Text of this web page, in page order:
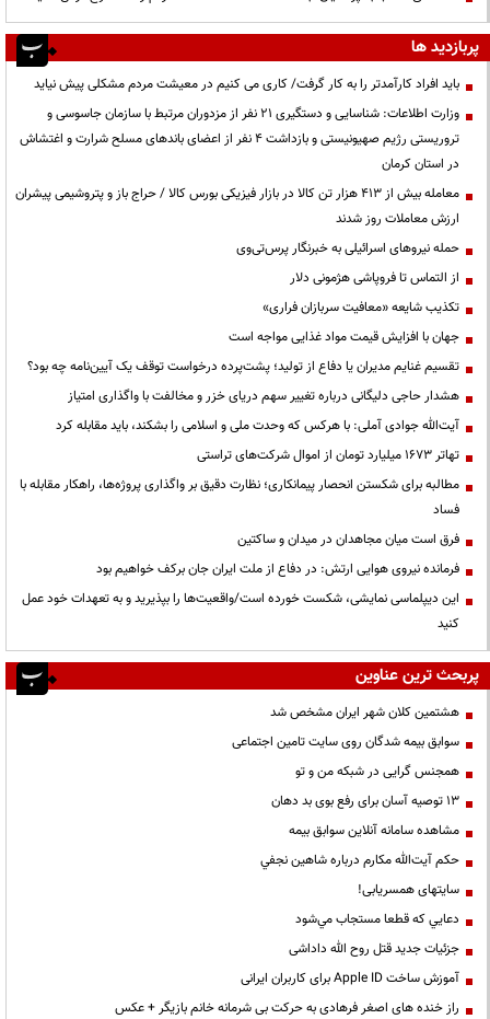
پربازدید ها
باید افراد کارآمدتر را به کار گرفت/ کاری می کنیم در معیشت مردم مشکلی پیش نیاید
وزارت اطلاعات: شناسایی و دستگیری ۲۱ نفر از مزدوران مرتبط با سازمان جاسوسی و
تروریستی رژیم صهیونیستی و بازداشت ۴ نفر از اعضای باندهای مسلح شرارت و اغتشاش
در استان کرمان
معامله بیش از ۴۱۳ هزار تن کالا در بازار فیزیکی بورس کالا / حراج باز و پتروشیمی پیشران
ارزش معاملات روز شدند
حمله نیروهای اسرائیلی به خبرنگار پرس‌تی‌وی
از التماس تا فروپاشی هژمونی دلار
تکذیب شایعه «معافیت سربازان فراری»
جهان با افزایش قیمت مواد غذایی مواجه است
تقسیم غنایم مدیران یا دفاع از تولید؛ پشت‌پرده درخواست توقف یک آیین‌نامه چه بود؟
هشدار حاجی دلیگانی درباره تغییر سهم دریای خزر و مخالفت با واگذاری امتیاز
آیت‌الله جوادی آملی: با هرکس که وحدت ملی و اسلامی را بشکند، باید مقابله کرد
تهاتر ۱۶۷۳ میلیارد تومان از اموال شرکت‌های تراستی
مطالبه برای شکستن انحصار پیمانکاری؛ نظارت دقیق بر واگذاری پروژه‌ها، راهکار مقابله با
فساد
فرق است میان مجاهدان در میدان و ساکتین
فرمانده نیروی هوایی ارتش: در دفاع از ملت ایران جان برکف خواهیم بود
این دیپلماسی نمایشی، شکست خورده است/واقعیت‌ها را بپذیرید و به تعهدات خود عمل
کنید
پربحث ترین عناوین
هشتمین کلان شهر ایران مشخص شد
سوابق بیمه شدگان روی سایت تامین اجتماعی
همجنس گرایی در شبکه من و تو
13 توصیه آسان برای رفع بوی بد دهان
مشاهده سامانه آنلاين سوابق بیمه
حكم آيت‌الله مكارم درباره شاهين نجفي
سایتهای همسریابی!
دعايي كه قطعا مستجاب مي‌شود
جزئیات جدید قتل روح الله داداشی
آموزش ساخت Apple ID برای کاربران ایرانی
راز خنده های اصغر فرهادی به حرکت بی شرمانه خانم بازیگر + عکس